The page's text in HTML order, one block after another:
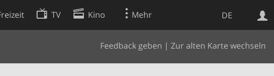
DE
TV Kino Mehr
Feedback geben | Zur alten Karte wechseln
Websuche